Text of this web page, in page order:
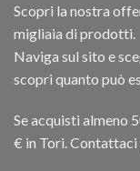
Scopri la nostra
migliaia di prodotti.
Naviga sul sito e
scopri quanto può
Se acquisti almeno
€ in Tori.